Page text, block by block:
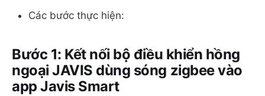
Các bước thực hiện:
Bước 1: Kết nối bộ điều khiển hồng
ngoại JAVIS dùng sóng zigbee vào
app Javis Smart